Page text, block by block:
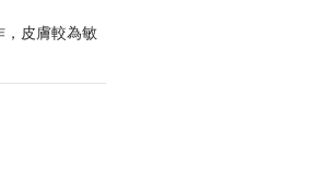
皮膚較為敏